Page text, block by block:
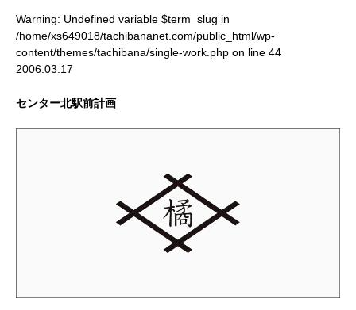
Warning: Undefined variable $term_slug in
/home/xs649018/tachibananet.com/public_html/wp-
content/themes/tachibana/single-work.php on line 44
2006.03.17
センター北駅前計画